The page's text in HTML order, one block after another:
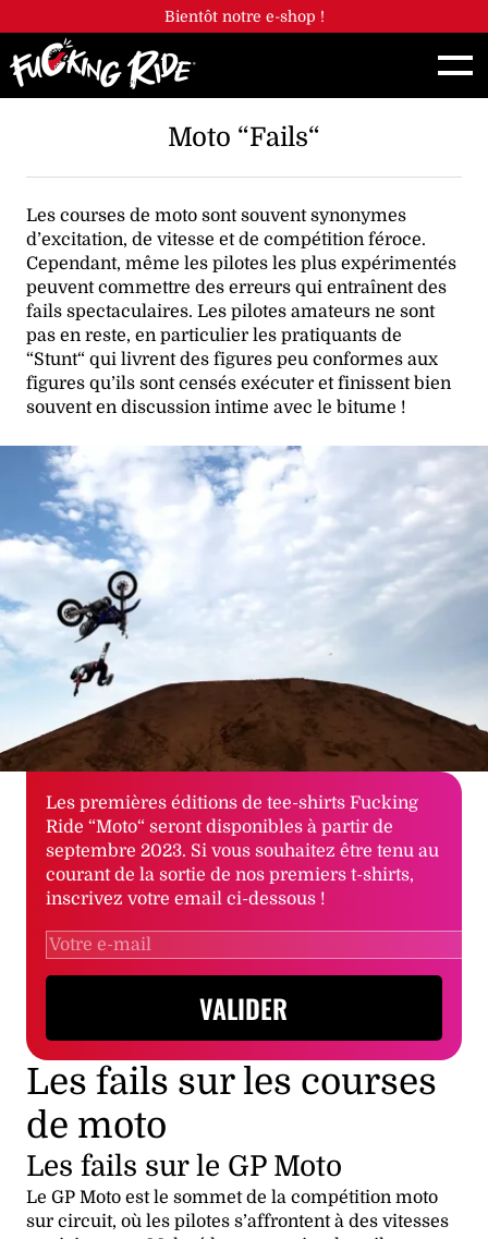
Panneau de gestion des cookies
Bientôt notre e-shop !
Moto “Fails“
Les courses de moto sont souvent synonymes
d’excitation, de vitesse et de compétition féroce.
Cependant, même les pilotes les plus expérimentés
peuvent commettre des erreurs qui entraînent des
fails spectaculaires. Les pilotes amateurs ne sont
pas en reste, en particulier les pratiquants de
“Stunt“ qui livrent des figures peu conformes aux
figures qu’ils sont censés exécuter et finissent bien
souvent en discussion intime avec le bitume !
Les premières éditions de tee-shirts Fucking
Ride “Moto“ seront disponibles à partir de
septembre 2023. Si vous souhaitez être tenu au
courant de la sortie de nos premiers t-shirts,
inscrivez votre email ci-dessous !
VALIDER
Les fails sur les courses
de moto
Les fails sur le GP Moto
Le GP Moto est le sommet de la compétition moto
sur circuit, où les pilotes s’affrontent à des vitesses